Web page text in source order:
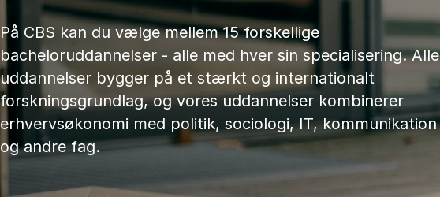
På CBS kan du vælge mellem 15 forskellige
bacheloruddannelser - alle med hver sin specialisering. Alle
uddannelser bygger på et stærkt og internationalt
forskningsgrundlag, og vores uddannelser kombinerer
erhvervsøkonomi med politik, sociologi, IT, kommunikation
og andre fag.